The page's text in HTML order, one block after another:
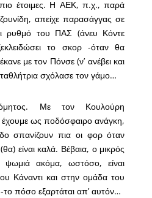
πιο έτοιμες. Η ΑΕΚ, π.χ., παρά
απείχε παρασάγγας σε
ρυθμό του ΠΑΣ (άνευ Κόντε
το σκορ -όταν θα
με τον Πόνσε (ν’ ανέβει και
σχόλασε τον γάμο…
Με τον Κουλούρη
ως ποδόσφαιρο ανάγκη,
σπανίζουν πια οι φορ όταν
είναι καλά. Βέβαια, ο μικρός
ακόμα, ωστόσο, είναι
Κάναντι και στην ομάδα του
-το πόσο εξαρτάται απ’ αυτόν…